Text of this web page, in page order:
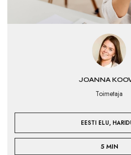
JOANNA
Toimetaja
EESTI ELU,
5 MIN